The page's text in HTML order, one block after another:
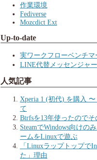
作業環境
Fediverse
Mozcdict Ext
Up-to-date
実ワークフローベンチマ
LINE代替メッセンジャ
人気記事
Xperia 1 (初代) を購入
て
Btrfsを13年使ったので
SteamでWindows向けの
ームをLinuxで遊ぶ
「Linuxラップトップで
た」理由